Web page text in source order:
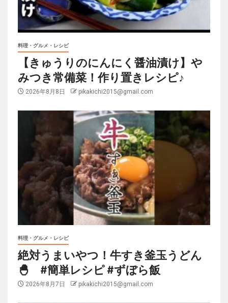
料理・グルメ・レシピ
【きゅうりのにんにく醤油漬け】や
みつき常備菜！作り置きレシピ♪
2026年8月8日 pikakichi2015@gmail.com
料理・グルメ・レシピ
絶対うまいやつ！牛すき釜玉うどん
🐣 #簡単レシピ #ずぼら飯
2026年8月7日 pikakichi2015@gmail.com